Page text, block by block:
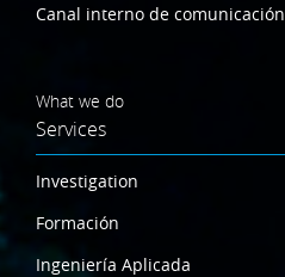
Canal interno de comunicación
What we do
Services
Investigation
Formación
Ingeniería Aplicada